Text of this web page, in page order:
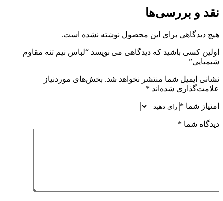
نقد و بررسی‌ها
هیچ دیدگاهی برای این محصول نوشته نشده است.
اولین کسی باشید که دیدگاهی می نویسد “لباس نیم تنه مقاوم
شیمیایی”
نشانی ایمیل شما منتشر نخواهد شد. بخش‌های موردنیاز
علامت‌گذاری شده‌اند *
امتیاز شما *
دیدگاه شما *